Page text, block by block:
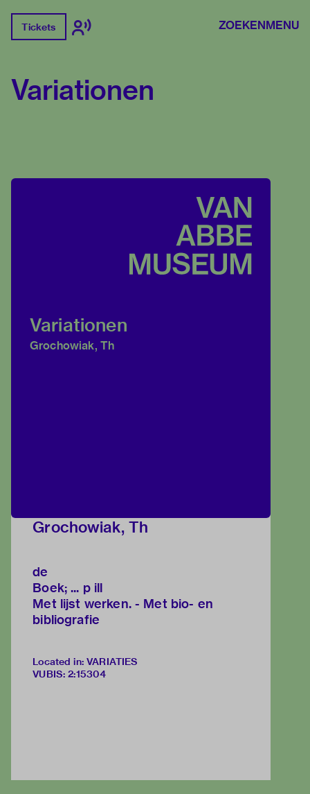
Tickets ZOEKENMENU
Variationen
Variationen
Grochowiak, Th
Grochowiak, Th
de
Boek; ... p ill
Met lijst werken. - Met bio- en
bibliografie
Located in: VARIATIES
VUBIS: 2:15304